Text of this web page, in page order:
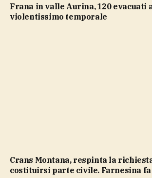
Frana in valle Aurina, 120 evacuati a causa di un
violentissimo temporale
Crans Montana, respinta la richiesta dell’Italia di
costituirsi parte civile. Farnesina